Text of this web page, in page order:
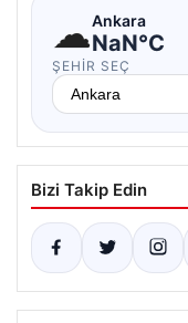
☁Ankara
NaN°C
ŞEHIR SEÇ
Bizi Takip Edin